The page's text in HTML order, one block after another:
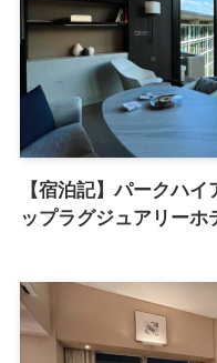
【宿泊記】パークハ
ップラグジュアリーホ